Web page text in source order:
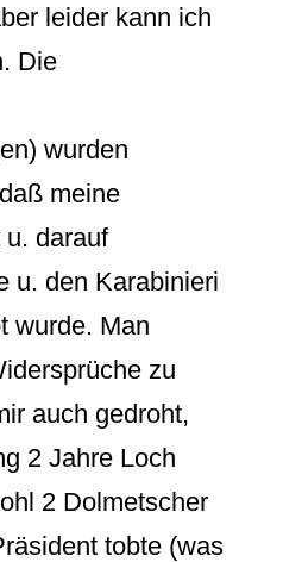
leider kann ich
Die
wurden
meine
darauf
u. den Karabinieri
wurde. Man
zu
auch gedroht,
2 Jahre Loch
2 Dolmetscher
tobte (was